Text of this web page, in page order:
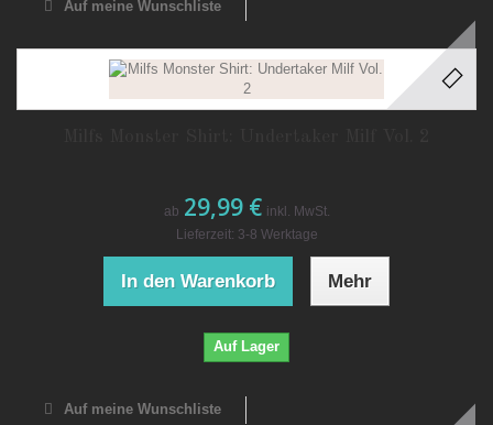
Auf meine Wunschliste
ab 29,99 € inkl. MwSt.
Lieferzeit: 3-8 Werktage
In den Warenkorb Mehr
Auf Lager
Auf meine Wunschliste